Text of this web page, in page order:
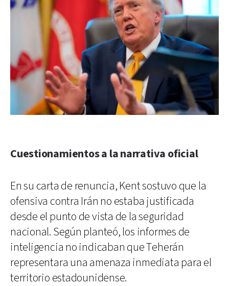
Cuestionamientos a la narrativa oficial
En su carta de renuncia, Kent sostuvo que la
ofensiva contra Irán no estaba justificada
desde el punto de vista de la seguridad
nacional. Según planteó, los informes de
inteligencia no indicaban que Teherán
representara una amenaza inmediata para el
territorio estadounidense.